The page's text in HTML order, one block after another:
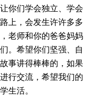
你们学会独立、学会
上，会发生许许多多
老师和你的爸爸妈妈
。希望你们坚强、自
事讲得棒棒的，如果
行交流，希望我们的
生活。